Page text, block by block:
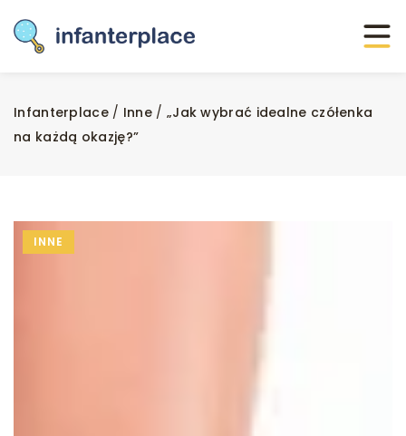
Infanterplace/ Inne / „Jak wybrać idealne czółenka
na każdą okazję?”
INNE